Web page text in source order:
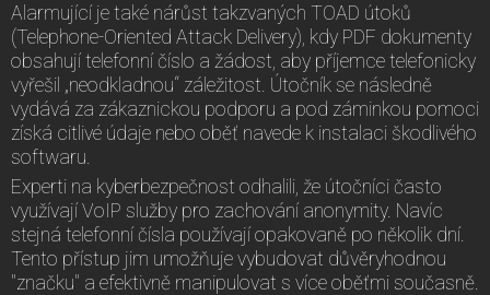
Alarmující je také nárůst takzvaných TOAD útoků
(Telephone-Oriented Attack Delivery), kdy PDF dokumenty
obsahují telefonní číslo a žádost, aby příjemce telefonicky
vyřešil „neodkladnou“ záležitost. Útočník se následně
vydává za zákaznickou podporu a pod záminkou pomoci
získá citlivé údaje nebo oběť navede k instalaci škodlivého
softwaru.
Experti na kyberbezpečnost odhalili, že útočníci často
využívají VoIP služby pro zachování anonymity. Navíc
stejná telefonní čísla používají opakovaně po několik dní.
Tento přístup jim umožňuje vybudovat důvěryhodnou
"značku" a efektivně manipulovat s více oběťmi současně.